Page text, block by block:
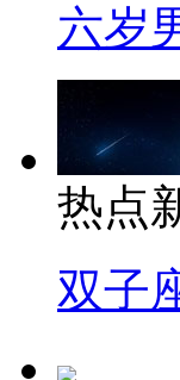
六岁
热点
双子